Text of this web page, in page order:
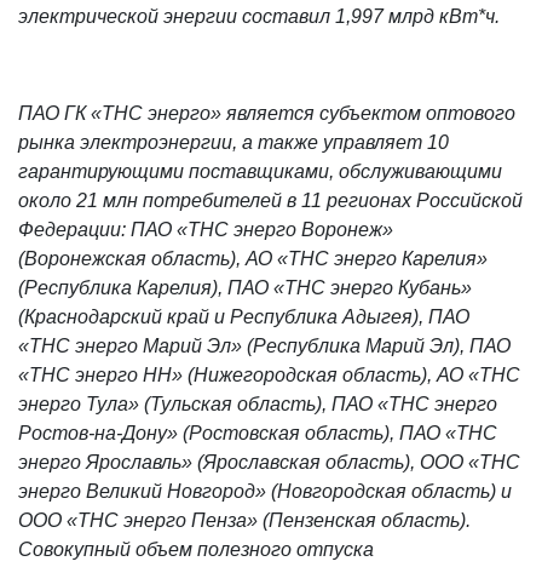
электрической энергии составил 1,997 млрд кВт*ч.
ПАО ГК «ТНС энерго» является субъектом оптового
рынка электроэнергии, а также управляет 10
гарантирующими поставщиками, обслуживающими
около 21 млн потребителей в 11 регионах Российской
Федерации: ПАО «ТНС энерго Воронеж»
(Воронежская область), АО «ТНС энерго Карелия»
(Республика Карелия), ПАО «ТНС энерго Кубань»
(Краснодарский край и Республика Адыгея), ПАО
«ТНС энерго Марий Эл» (Республика Марий Эл), ПАО
«ТНС энерго НН» (Нижегородская область), АО «ТНС
энерго Тула» (Тульская область), ПАО «ТНС энерго
Ростов-на-Дону» (Ростовская область), ПАО «ТНС
энерго Ярославль» (Ярославская область), ООО «ТНС
энерго Великий Новгород» (Новгородская область) и
ООО «ТНС энерго Пенза» (Пензенская область).
Совокупный объем полезного отпуска